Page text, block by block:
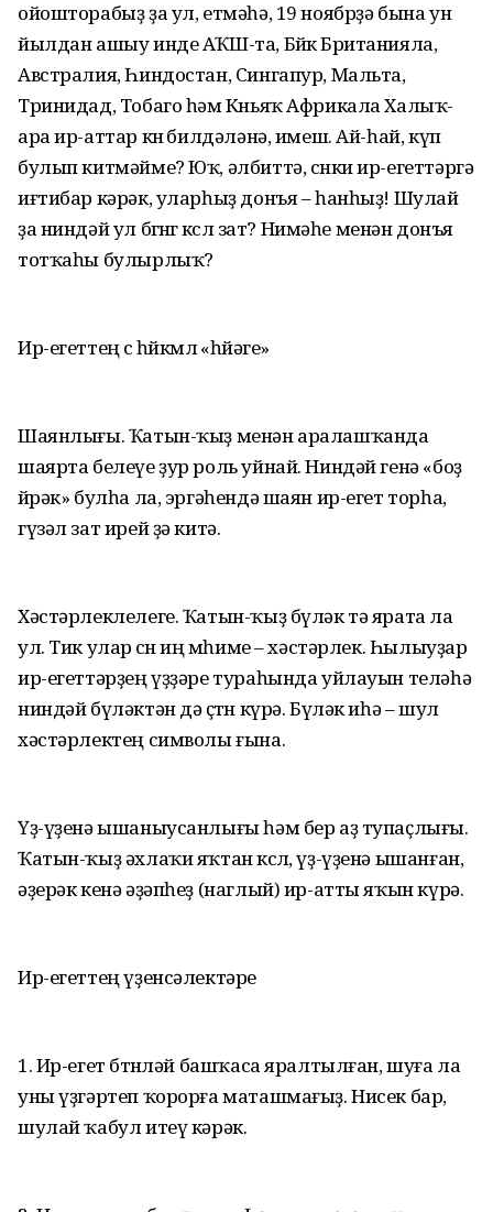
ойошторабыҙ ҙа ул, етмәһә, 19 ноябрҙә бына ун
йылдан ашыу инде АҠШ-та, Бөйөк Британияла,
Австралия, Һиндостан, Сингапур, Мальта,
Тринидад, Тобаго һәм Көньяҡ Африкала Халыҡ-
ара ир-аттар көнө билдәләнә, имеш. Ай-һай, күп
булып китмәйме? Юҡ, әлбиттә, сөнки ир-егеттәргә
иғтибар кәрәк, уларһыҙ донъя – һанһыҙ! Шулай
ҙа ниндәй ул бөгөнгө көслө зат? Нимәһе менән донъя
тотҡаһы булырлыҡ?
Ир-егеттең өс һөйкөмлө «һөйәге»
Шаянлығы. Ҡатын-ҡыҙ менән аралашҡанда
шаярта белеүе ҙур роль уйнай. Ниндәй генә «боҙ
йөрәк» булһа ла, эргәһендә шаян ир-егет торһа,
гүзәл зат ирей ҙә китә.
Хәстәрлеклелеге. Ҡатын-ҡыҙ бүләк тә ярата ла
ул. Тик улар өсөн иң мөһиме – хәстәрлек. Һылыуҙар
ир-егеттәрҙең үҙҙәре тураһында уйлауын теләһә
ниндәй бүләктән дә өҫтөн күрә. Бүләк иһә – шул
хәстәрлектең символы ғына.
Үҙ-үҙенә ышаныусанлығы һәм бер аҙ тупаҫлығы.
Ҡатын-ҡыҙ әхлаҡи яҡтан көслө, үҙ-үҙенә ышанған,
әҙерәк кенә әҙәпһеҙ (наглый) ир-атты яҡын күрә.
Ир-егеттең үҙенсәлектәре
1. Ир-егет бөтөнләй башҡаса яралтылған, шуға ла
уны үҙгәртеп ҡорорға маташмағыҙ. Нисек бар,
шулай ҡабул итеү кәрәк.